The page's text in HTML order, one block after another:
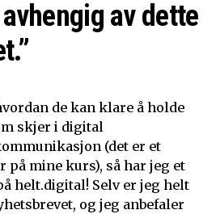
av dette
de kan klare å holde
skjer i digital
(det er et
på mine kurs), så har jeg et
helt.digital! Selv er jeg helt
og jeg anbefaler